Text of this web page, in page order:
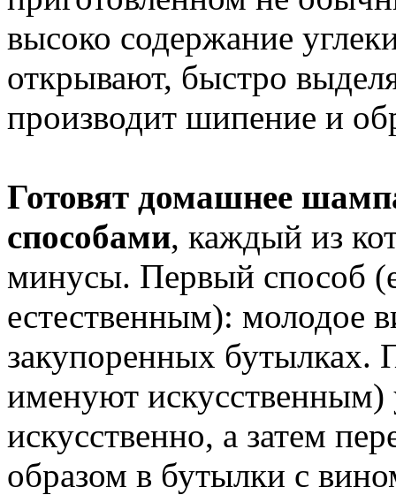
высоко содержание
открывают, быстро
производит шипение и
Готовят домашнее
способами, каждый из
минусы. Первый способ
естественным): молодое
закупоренных бутылках.
именуют искусственным)
искусственно, а затем
образом в бутылки с